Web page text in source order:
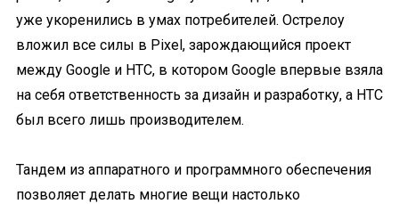
уже укоренились в умах потребителей. Острелоу
вложил все силы в Pixel, зарождающийся проект
между Google и HTC, в котором Google впервые взяла
на себя ответственность за дизайн и разработку, а HTC
был всего лишь производителем.
Тандем из аппаратного и программного обеспечения
позволяет делать многие вещи настолько